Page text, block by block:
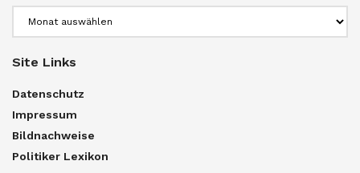
Site Links
Datenschutz
Impressum
Bildnachweise
Politiker Lexikon